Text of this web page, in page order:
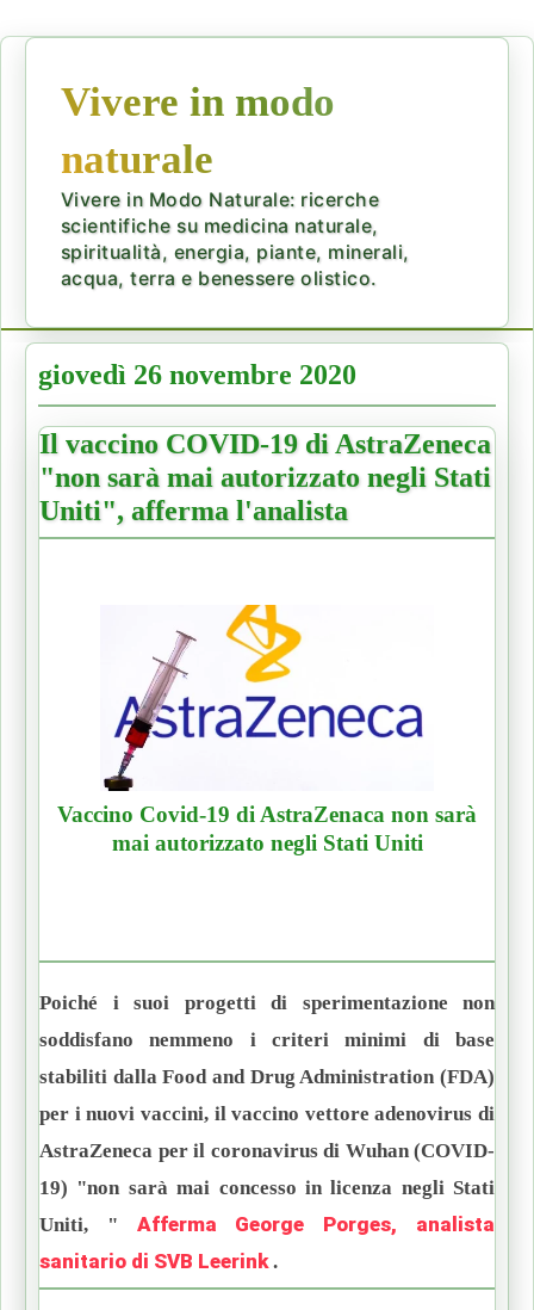
Vivere in modo
naturale
Vivere in Modo Naturale: ricerche
scientifiche su medicina naturale,
spiritualità, energia, piante, minerali,
acqua, terra e benessere olistico.
giovedì 26 novembre 2020
Il vaccino COVID-19 di AstraZeneca
"non sarà mai autorizzato negli Stati
Uniti", afferma l'analista
Vaccino Covid-19 di AstraZenaca non sarà
mai autorizzato negli Stati Uniti
Poiché i suoi progetti di sperimentazione non
soddisfano nemmeno i criteri minimi di base
stabiliti dalla Food and Drug Administration (FDA)
per i nuovi vaccini, il vaccino vettore adenovirus di
AstraZeneca per il coronavirus di Wuhan (COVID-
19) "non sarà mai concesso in licenza negli Stati
Uniti, " Afferma George Porges, analista
sanitario di SVB Leerink.